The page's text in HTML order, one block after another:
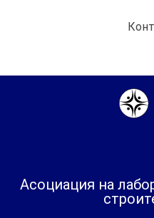
Асоциация на